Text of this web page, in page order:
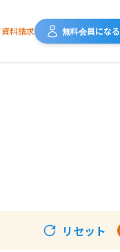
資料請求 無料会員になる
リセット